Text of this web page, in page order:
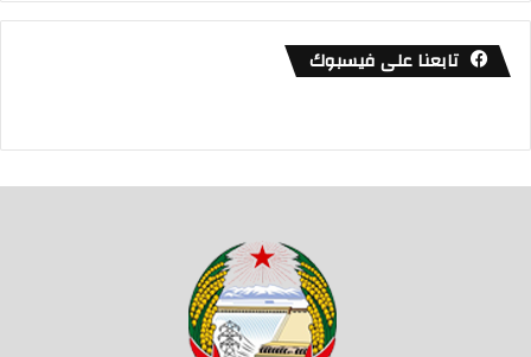
تابعنا على فيسبوك